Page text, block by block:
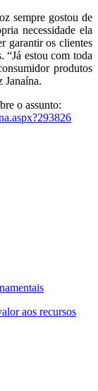
sempre gostou de
necessidade ela
garantir os clientes
“Já estou com toda
produtos
Janaína.
o assunto:
aos recursos